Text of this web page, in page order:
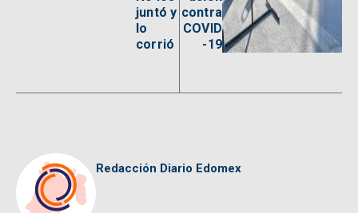
juntó y
lo
corrió
contra
COVID
-19
Redacción Diario Edomex